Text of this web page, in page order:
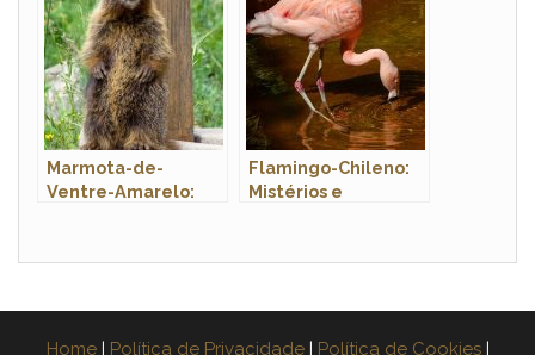
Marmota-de-
Ventre-Amarelo:
Flamingo-Chileno:
Mistérios e
Home | Política de Privacidade | Política de Cookies |